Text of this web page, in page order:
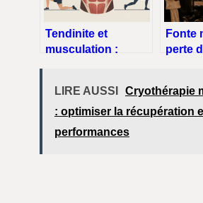
Tendinite et
musculation :
tout arrêter
Fonte
perte
LIRE AUSSI
Cryothérapie
: optimiser la récupération
performances